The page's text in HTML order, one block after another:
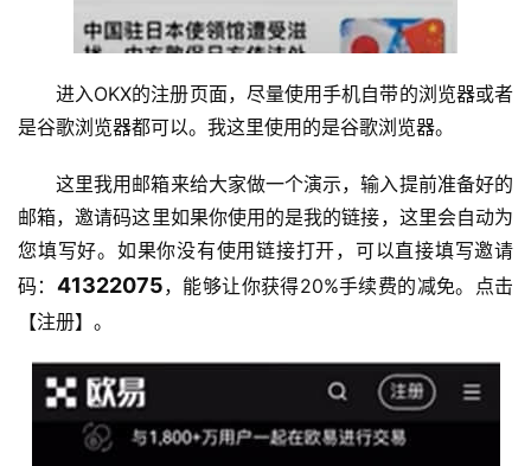
进入OKX的注册页面，尽量使用手机自带的浏览器或者
是谷歌浏览器都可以。我这里使用的是谷歌浏览器。
这里我用邮箱来给大家做一个演示，输入提前准备好的
邮箱，邀请码这里如果你使用的是我的链接，这里会自动为
您填写好。如果你没有使用链接打开，可以直接填写邀请
码： 41322075，能够让你获得20%手续费的减免。点击
【注册】。